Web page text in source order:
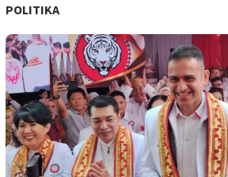
POLITIKA